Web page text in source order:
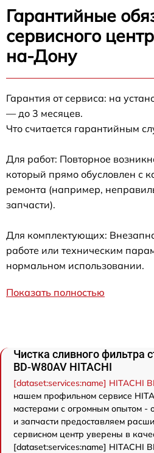
Гарантийные
сервисного
на-Дону
Гарантия от сервиса: на
— до 3 месяцев.
Что считается гарантийным
Для работ: Повторное
который прямо обусловлен с
ремонта (например,
запчасти).
Для комплектующих:
работе или техническим
нормальном использовании.
Показать полностью
Чистка сливного фильтра
BD-W80AV HITACHI
[dataset:services:name] HITACHI
нашем профильном сервисе
мастерами с огромным опытом -
и запчасти предоставляем
сервисном центр уверены в
[dataset:services:name] HITACHI